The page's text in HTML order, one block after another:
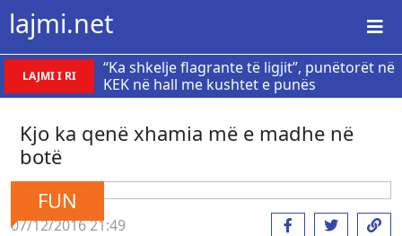
lajmi.net
LAJMI I RI
“Ka shkelje flagrante të ligjit”, punëtorët në
KEK në hall me kushtet e punës
Kjo ka qenë xhamia më e madhe në
botë
FUN
07/12/2016 21:49